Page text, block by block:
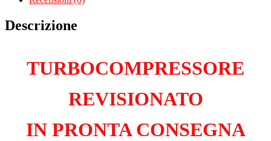
N47D20C
quantità
Descrizione
TURBOCOMPRESSORE
REVISIONATO
IN PRONTA CONSEGNA